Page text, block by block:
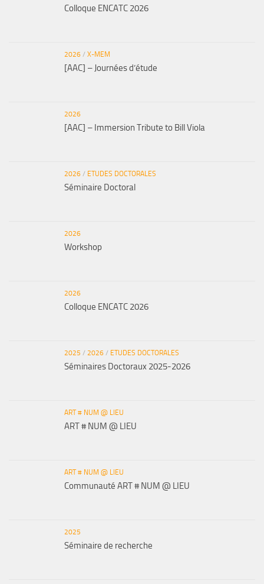
Colloque ENCATC 2026
2026 / X-MEM
[AAC] – Journées d’étude
2026
[AAC] – Immersion Tribute to Bill Viola
2026 / ETUDES DOCTORALES
Séminaire Doctoral
2026
Workshop
2026
Colloque ENCATC 2026
2025 / 2026 / ETUDES DOCTORALES
Séminaires Doctoraux 2025-2026
ART # NUM @ LIEU
ART # NUM @ LIEU
ART # NUM @ LIEU
Communauté ART # NUM @ LIEU
2025
Séminaire de recherche